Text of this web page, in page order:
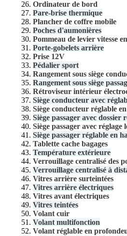
Ordinateur de bord
Pare-brise thermique
Plancher de coffre mobile
Poches d'aumonières
Pommeau de levier vitesse
Porte-gobelets arrière
Prise 12V
Pédalier sport
Rangement sous siège
Rangement sous siège
Rétroviseur intérieur
Siège conducteur avec
Siège conducteur réglable
Siège passager avec dossier
Siège passager avec réglage
Siège passager réglable en
Tablette cache bagages
Température extérieure
Verrouillage centralisé des
Verrouillage centralisé à
Vitres arrière surteintées
Vitres arrière électriques
Vitres avant électriques
Vitres teintées
Volant cuir
Volant multifonction
Volant réglable en